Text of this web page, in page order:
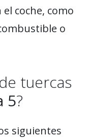
coche, como
o
tuercas
5?
siguientes